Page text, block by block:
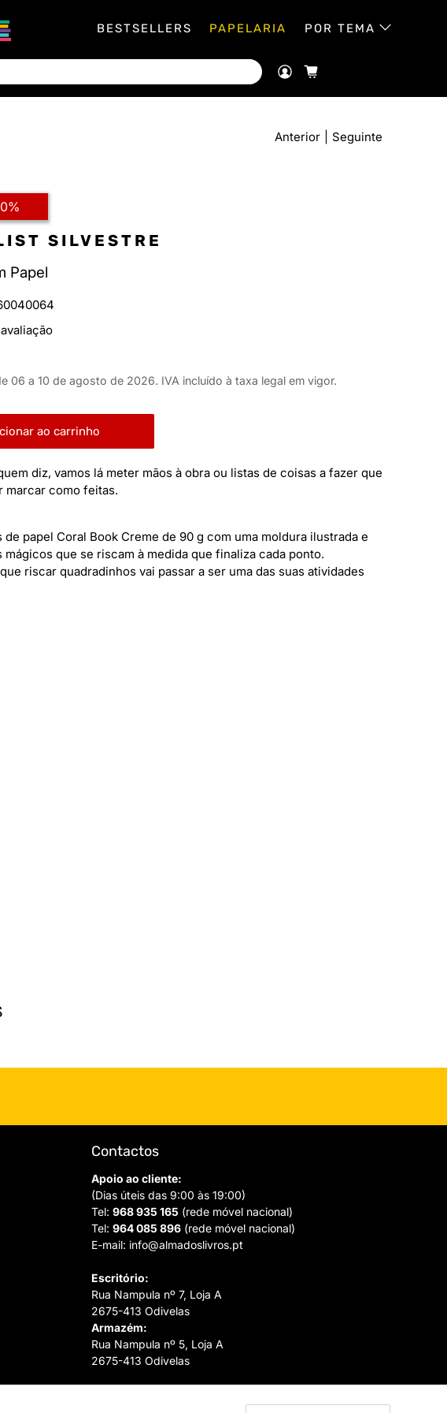
BESTSELLERS PAPELARIA POR TEMA
Anterior Seguinte
SILVESTRE
Papel
06 a 10 de agosto de 2026. IVA incluído à taxa legal em vigor.
ao carrinho
diz, vamos lá meter mãos à obra ou listas de coisas a fazer que
marcar como feitas.
de papel Coral Book Creme de 90 g com uma moldura ilustrada e
mágicos que se riscam à medida que finaliza cada ponto.
riscar quadradinhos vai passar a ser uma das suas atividades
Contactos
Apoio ao cliente:
(Dias úteis das 9:00 às 19:00)
Tel: 968 935 165 (rede móvel nacional)
Tel: 964 085 896 (rede móvel nacional)
E-mail: info@almadoslivros.pt
Escritório:
Rua Nampula nº 7, Loja A
2675-413 Odivelas
Armazém:
Rua Nampula nº 5, Loja A
2675-413 Odivelas